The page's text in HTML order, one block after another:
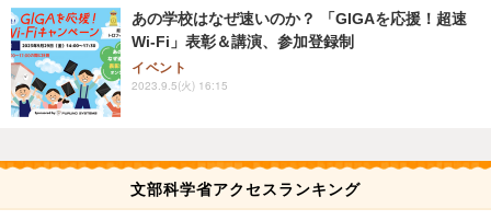
あの学校はなぜ速いのか？ 「GIGAを応援！超速
Wi-Fi」表彰＆講演、参加登録制
イベント
2023.9.5(火) 16:15
文部科学省アクセスランキング